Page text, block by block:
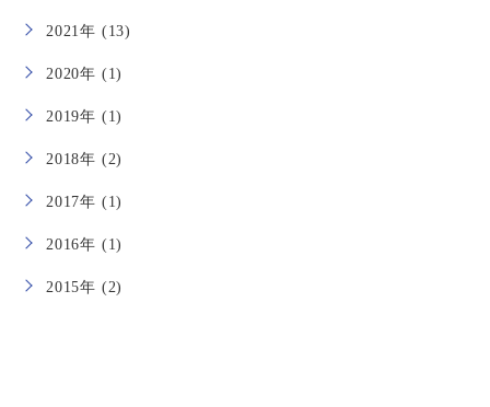
2021年 (13)
2020年 (1)
2019年 (1)
2018年 (2)
2017年 (1)
2016年 (1)
2015年 (2)